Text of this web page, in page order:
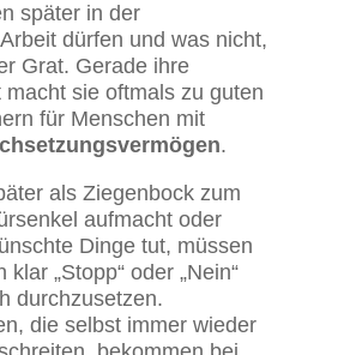
später in der
dürfen und was nicht,
Grat. Gerade ihre
macht sie oftmals zu guten
für Menschen mit
.
als Ziegenbock zum
aufmacht oder
Dinge tut, müssen
„Stopp“ oder „Nein“
durchzusetzen.
die selbst immer wieder